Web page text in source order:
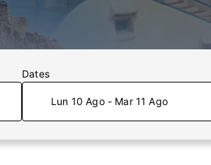
Dates
Lun 10 Ago - Mar 11 Ago